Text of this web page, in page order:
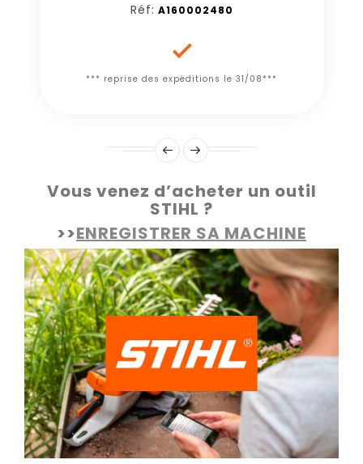
Réf: A160002480

*** reprise des expéditions le 31/08***
Vous venez d’acheter un outil
STIHL ?
>>ENREGISTRER SA MACHINE